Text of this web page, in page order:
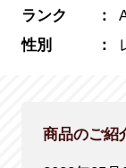
ランク
性別
商品のご紹